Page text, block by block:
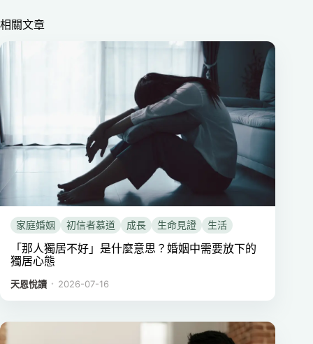
相關文章
家庭婚姻 初信者慕道 成長 生命見證 生活
「那人獨居不好」是什麼意思？婚姻中需要放下的
獨居心態
天恩悅讀 ． 2026-07-16